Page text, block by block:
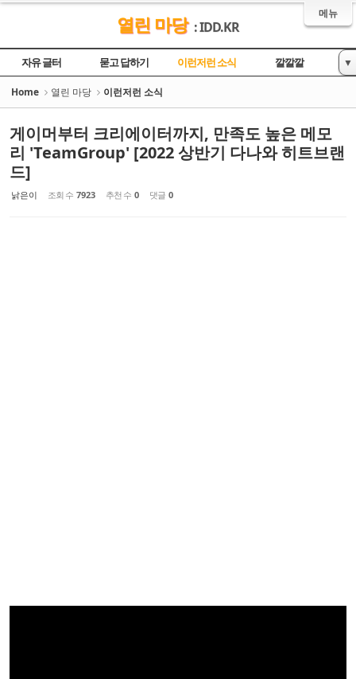
메뉴
열린 마당 : IDD.KR
자유 글터 묻고 답하기 이런저런 소식 깔깔깔
놀이터
▼
Home 열린 마당 이런저런 소식
게이머부터 크리에이터까지, 만족도 높은 메모
리 'TeamGroup' [2022 상반기 다나와 히트브랜
드]
낡은이 조회 수 7923 추천 수 0 댓글 0